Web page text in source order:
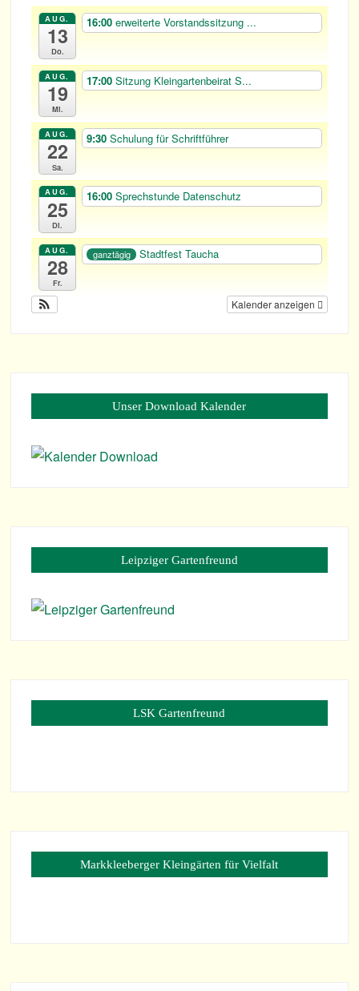
AUG.
13
Do.
16:00erwei­terte Vor­stands­sit­zung ...
AUG.
19
Mi.
17:00Sit­zung Klein­gar­ten­bei­rat S...
AUG.
22
Sa.
9:30Schu­lung für Schriftführer
AUG.
25
Di.
16:00Sprech­stunde Datenschutz
AUG.
28
Fr.
ganztägig Stadt­fest Taucha
Kalender anzeigen
Unser Down­load Kalender
Leip­zi­ger Gartenfreund
LSK Gar­ten­freund
Mark­klee­ber­ger Klein­gär­ten für Vielfalt